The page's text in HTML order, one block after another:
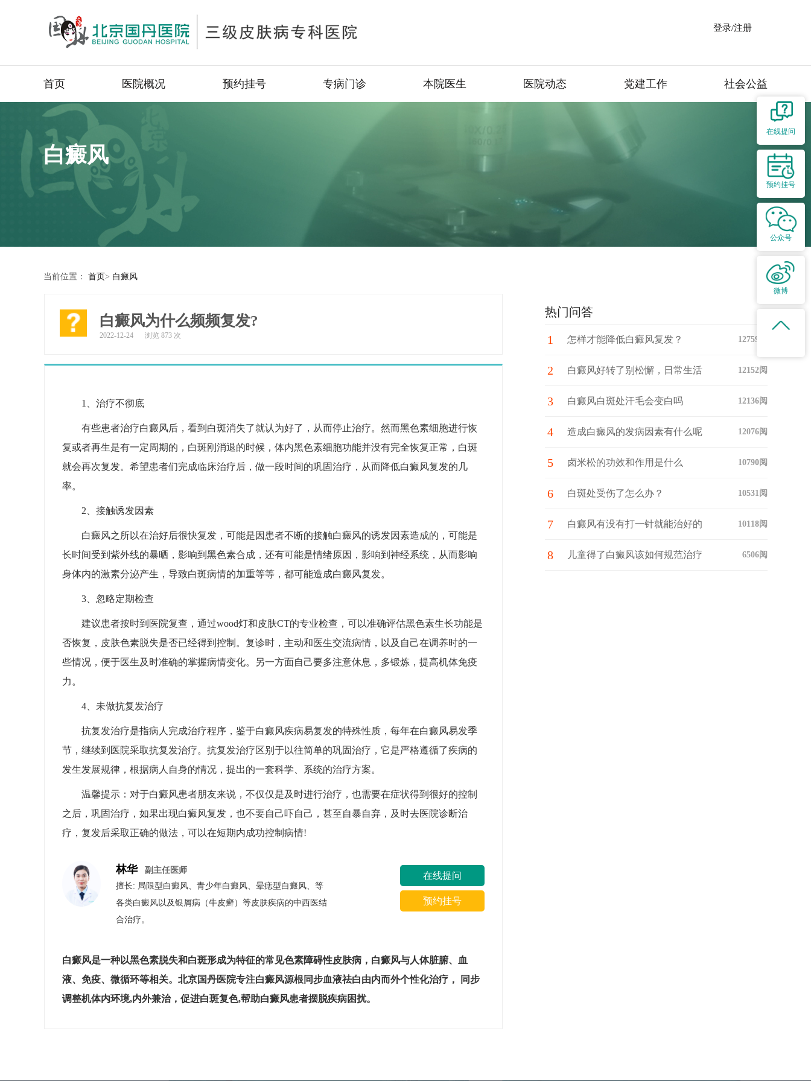
登录/注册
首页 医院概况 预约挂号 专病门诊 本院医生 医院动态 党建工作 社会公益
白癜风
当前位置： 首页> 白癜风
白癜风为什么频频复发?
2022-12-24 浏览 873 次
1、治疗不彻底
有些患者治疗白癜风后，看到白斑消失了就认为好了，从而停止治疗。然而黑色素细胞进行恢
复或者再生是有一定周期的，白斑刚消退的时候，体内黑色素细胞功能并没有完全恢复正常，白斑
就会再次复发。希望患者们完成临床治疗后，做一段时间的巩固治疗，从而降低白癜风复发的几
率。
2、接触诱发因素
白癜风之所以在治好后很快复发，可能是因患者不断的接触白癜风的诱发因素造成的，可能是
长时间受到紫外线的暴晒，影响到黑色素合成，还有可能是情绪原因，影响到神经系统，从而影响
身体内的激素分泌产生，导致白斑病情的加重等等，都可能造成白癜风复发。
3、忽略定期检查
建议患者按时到医院复查，通过wood灯和皮肤CT的专业检查，可以准确评估黑色素生长功能是
否恢复，皮肤色素脱失是否已经得到控制。复诊时，主动和医生交流病情，以及自己在调养时的一
些情况，便于医生及时准确的掌握病情变化。另一方面自己要多注意休息，多锻炼，提高机体免疫
力。
4、未做抗复发治疗
抗复发治疗是指病人完成治疗程序，鉴于白癜风疾病易复发的特殊性质，每年在白癜风易发季
节，继续到医院采取抗复发治疗。抗复发治疗区别于以往简单的巩固治疗，它是严格遵循了疾病的
发生发展规律，根据病人自身的情况，提出的一套科学、系统的治疗方案。
温馨提示：对于白癜风患者朋友来说，不仅仅是及时进行治疗，也需要在症状得到很好的控制
之后，巩固治疗，如果出现白癜风复发，也不要自己吓自己，甚至自暴自弃，及时去医院诊断治
疗，复发后采取正确的做法，可以在短期内成功控制病情!
林华
副主任医师
擅长: 局限型白癜风、青少年白癜风、晕痣型白癜风、等
各类白癜风以及银屑病（牛皮癣）等皮肤疾病的中西医结
合治疗。
在线提问
预约挂号
白癜风是一种以黑色素脱失和白斑形成为特征的常见色素障碍性皮肤病，白癜风与人体脏腑、血
液、免疫、微循环等相关。北京国丹医院专注白癜风源根同步血液祛白由内而外个性化治疗， 同步
调整机体内环境,内外兼治，促进白斑复色,帮助白癜风患者摆脱疾病困扰。
热门问答
1 怎样才能降低白癜风复发？ 12759阅
2 白癜风好转了别松懈，日常生活
中注意这些护理细节！
12152阅
3 白癜风白斑处汗毛会变白吗 12136阅
4 造成白癜风的发病因素有什么呢 12076阅
5 卤米松的功效和作用是什么 10790阅
6 白斑处受伤了怎么办？ 10531阅
7 白癜风有没有打一针就能治好的
药?
10118阅
8 儿童得了白癜风该如何规范治疗 6506阅
在线提问
预约挂号
公众号
微博